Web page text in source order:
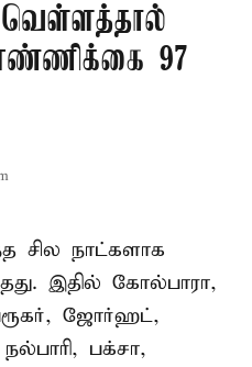
97
சில நாட்களாக
இதில் கோல்பாரா,
ஜோர்ஹட்,
பக்சா,